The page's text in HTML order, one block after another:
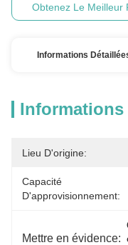
Obtenez Le Meilleur
Informations
Informations
Lieu D'origine:
Capacité
D'approvisionnement:
Mettre en évidence: